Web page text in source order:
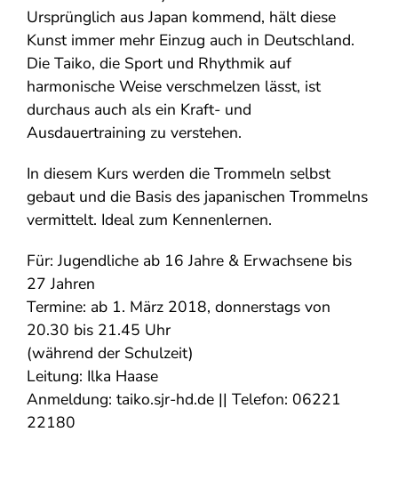
Ursprünglich aus Japan kommend, hält diese
Kunst immer mehr Einzug auch in Deutschland.
Die Taiko, die Sport und Rhythmik auf
harmonische Weise verschmelzen lässt, ist
durchaus auch als ein Kraft- und
Ausdauertraining zu verstehen.
In diesem Kurs werden die Trommeln selbst
gebaut und die Basis des japanischen Trommelns
vermittelt. Ideal zum Kennenlernen.
Für: Jugendliche ab 16 Jahre & Erwachsene bis
27 Jahren
Termine: ab 1. März 2018, donnerstags von
20.30 bis 21.45 Uhr
(während der Schulzeit)
Leitung: Ilka Haase
Anmeldung: taiko.sjr-hd.de || Telefon: 06221
22180